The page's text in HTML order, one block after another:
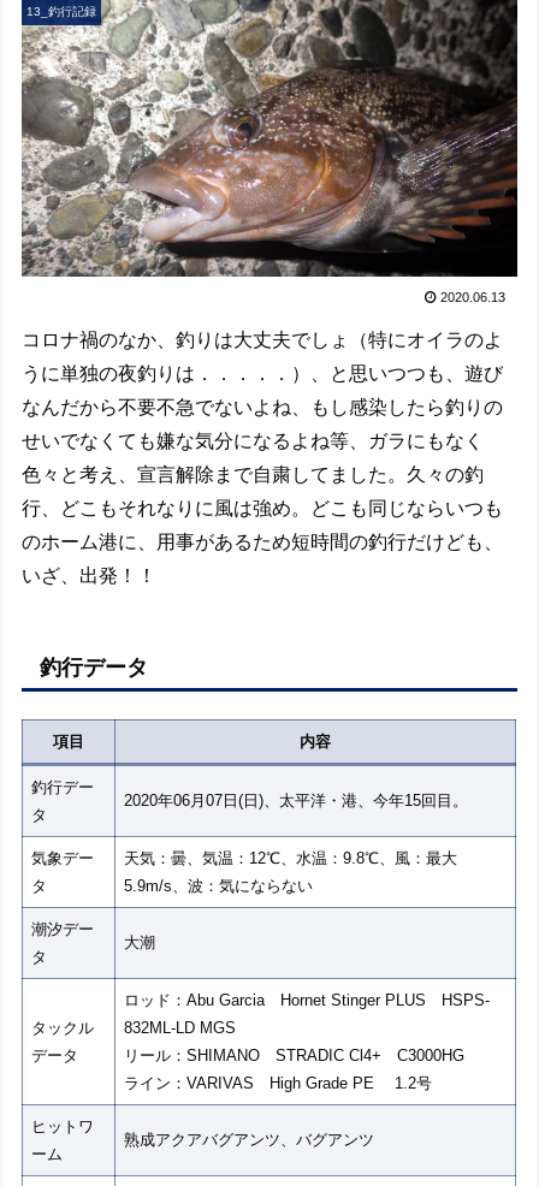
13_釣行記録
2020.06.13
コロナ禍のなか、釣りは大丈夫でしょ（特にオイラのよ
うに単独の夜釣りは．．．．．）、と思いつつも、遊び
なんだから不要不急でないよね、もし感染したら釣りの
せいでなくても嫌な気分になるよね等、ガラにもなく
色々と考え、宣言解除まで自粛してました。久々の釣
行、どこもそれなりに風は強め。どこも同じならいつも
のホーム港に、用事があるため短時間の釣行だけども、
いざ、出発！！
釣行データ
項目 内容
釣行デー
タ
2020年06月07日(日)、太平洋・港、今年15回目。
気象デー
タ
天気：曇、気温：12℃、水温：9.8℃、風：最大
5.9m/s、波：気にならない
潮汐デー
タ
大潮
タックル
データ
ロッド：Abu Garcia Hornet Stinger PLUS HSPS-
832ML-LD MGS
リール：SHIMANO STRADIC Cl4+ C3000HG
ライン：VARIVAS High Grade PE 1.2号
ヒットワ
ーム
熟成アクアバグアンツ、バグアンツ